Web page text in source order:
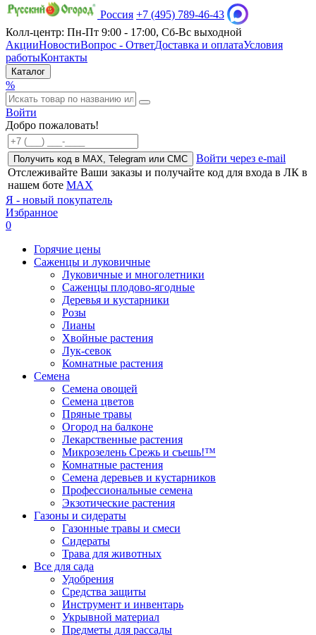
Россия +7 (495) 789-46-43
Колл-центр: Пн-Пт 9:00 - 17:00, Сб-Вс выходной
АкцииНовостиВопрос - ОтветДоставка и оплатаУсловия
работыКонтакты
Каталог
%
Войти
Добро пожаловать!
Получить код в MAX, Telegram или СМС
Войти через e-mail
Отслеживайте Ваши заказы и получайте код для входа в ЛК в
нашем боте MAX
Я - новый покупатель
Избранное
0
Горячие цены
Саженцы и луковичные
Луковичные и многолетники
Саженцы плодово-ягодные
Деревья и кустарники
Розы
Лианы
Хвойные растения
Лук-севок
Комнатные растения
Семена
Семена овощей
Семена цветов
Пряные травы
Огород на балконе
Лекарственные растения
Микрозелень Срежь и съешь!™
Комнатные растения
Семена деревьев и кустарников
Профессиональные семена
Экзотические растения
Газоны и сидераты
Газонные травы и смеси
Сидераты
Трава для животных
Все для сада
Удобрения
Средства защиты
Инструмент и инвентарь
Укрывной материал
Предметы для рассады